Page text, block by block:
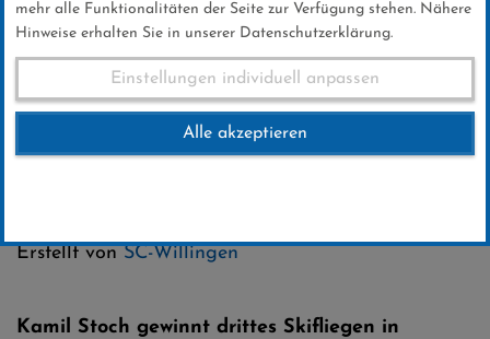
FIS Skiflug Weltcup
Oberstdorf 03.02.2019
Erstellt vonSC-Willingen
Kamil Stoch gewinnt drittes Skifliegen in
mehr alle Funktionalitäten der Seite zur Verfügung stehen. Nähere
Hinweise erhalten Sie in unserer Datenschutzerklärung.
Einstellungen individuell anpassen
Alle akzeptieren